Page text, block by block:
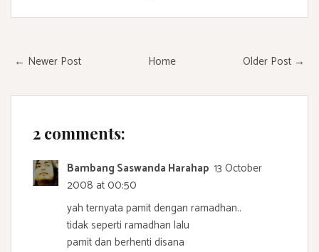
← Newer Post Older Post →
Home
2 comments:
Bambang Saswanda Harahap 13 October
2008 at 00:50
yah ternyata pamit dengan ramadhan..
tidak seperti ramadhan lalu
pamit dan berhenti disana